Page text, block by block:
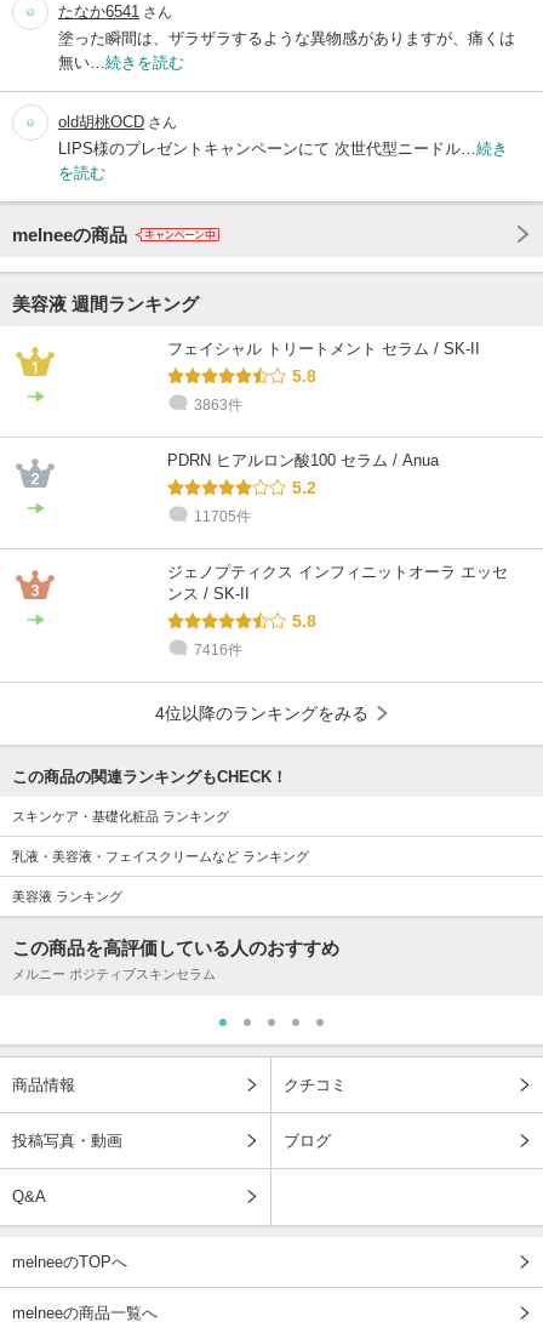
たなか6541 さん
塗った瞬間は、ザラザラするような異物感がありますが、痛くは
無い… 続きを読む
old胡桃OCD さん
LIPS様のプレゼントキャンペーンにて 次世代型ニードル… 続き
を読む
melneeの商品
美容液 週間ランキング
フェイシャル トリートメント セラム / SK-II
5.8
3863件
PDRN ヒアルロン酸100 セラム / Anua
5.2
11705件
ジェノプティクス インフィニットオーラ エッセ
ンス / SK-II
5.8
7416件
4位以降のランキングをみる
この商品の関連ランキングもCHECK！
スキンケア・基礎化粧品 ランキング
乳液・美容液・フェイスクリームなど ランキング
美容液 ランキング
この商品を高評価している人のおすすめ
メルニー ポジティブスキンセラム
商品情報 クチコミ
投稿写真・動画 ブログ
Q&A
melneeのTOPへ
melneeの商品一覧へ